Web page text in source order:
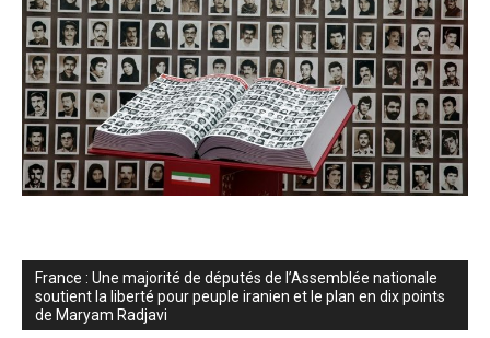
France : Une majorité de députés de l’Assemblée nationale
soutient la liberté pour peuple iranien et le plan en dix points
de Maryam Radjavi